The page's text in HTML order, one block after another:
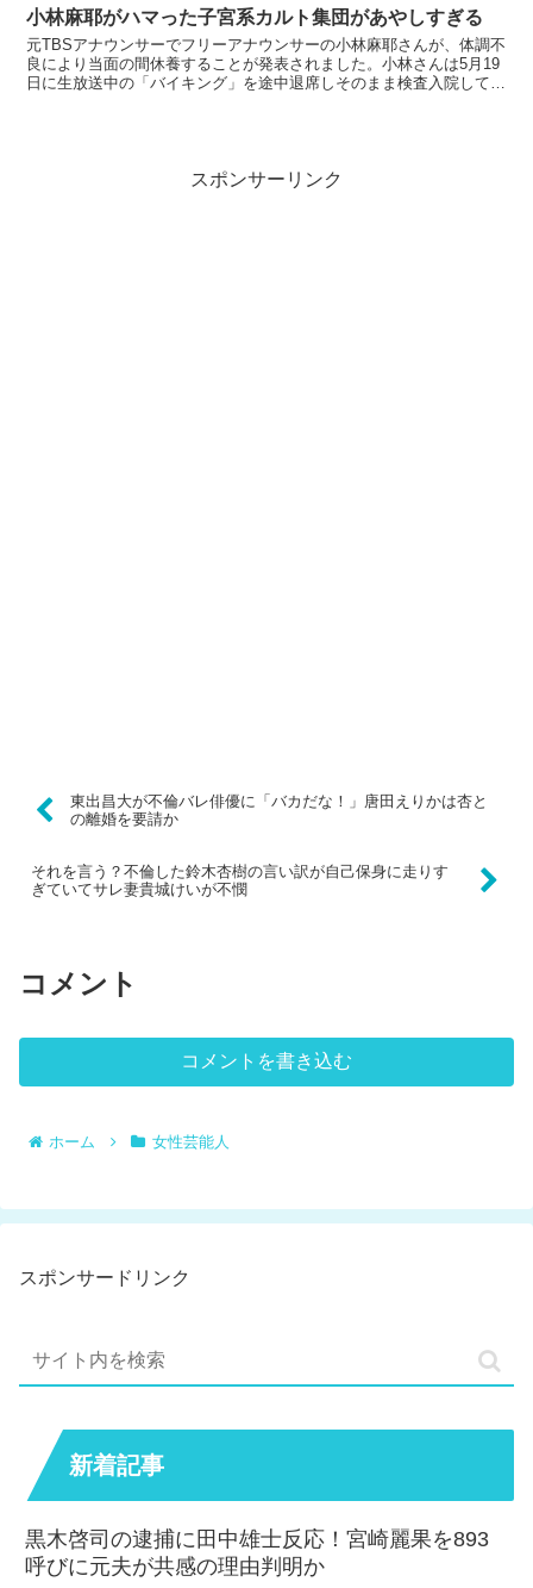
小林麻耶がハマった子宮系カルト集団があやしすぎる
元TBSアナウンサーでフリーアナウンサーの小林麻耶さんが、体調不
良により当面の間休養することが発表されました。小林さんは5月19
日に生放送中の「バイキング」を途中退席しそのまま検査入院してい
スポンサーリンク
東出昌大が不倫バレ俳優に「バカだな！」唐田えりかは杏と
の離婚を要請か
それを言う？不倫した鈴木杏樹の言い訳が自己保身に走りす
ぎていてサレ妻貴城けいが不憫
コメント
コメントを書き込む
ホーム 女性芸能人
スポンサードリンク
新着記事
黒木啓司の逮捕に田中雄士反応！宮崎麗果を893
呼びに元夫が共感の理由判明か